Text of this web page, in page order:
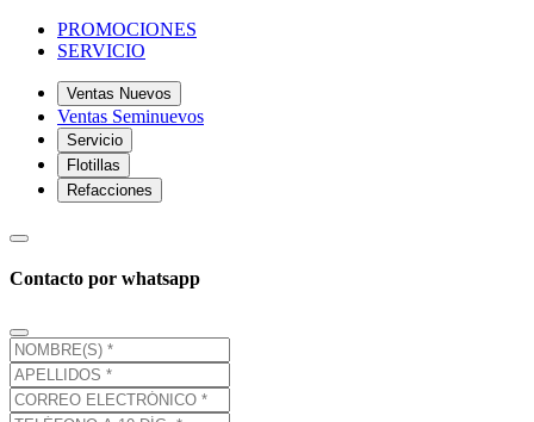
PROMOCIONES
SERVICIO
Ventas Nuevos
Ventas Seminuevos
Servicio
Flotillas
Refacciones
Contacto por whatsapp